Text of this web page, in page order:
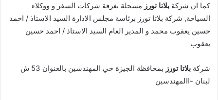
كما ان شركة بلاتا تورز مسجلة بغرفة شركات السفر و ووكلاء
السياحة, شركة بلاتا تورز برئاسة مجلس الادارة السيد الاستاذ / احمد
حسين يعقوب محمد و المدير العام السيد الاستاذ / احمد حسين
يعقوب
شركة بلاتا تورز
بمحافظة الجيزة حي المهندسين بالعنوان 53 ش
لبنان -االمهندسين